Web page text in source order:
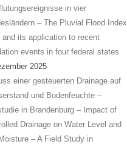
in vier
– The Pluvial Flood Index
and its application to recent
events in four federal states
2025
einer gesteuerten Drainage auf
und Bodenfeuchte –
in Brandenburg – Impact of
Drainage on Water Level and
– A Field Study in